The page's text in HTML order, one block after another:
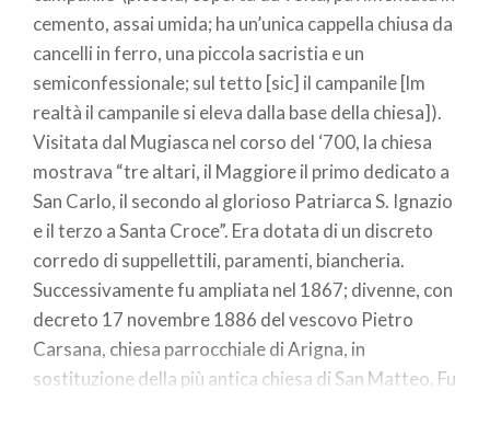
cemento, assai umida; ha un’unica cappella chiusa da
cancelli in ferro, una piccola sacristia e un
semiconfessionale; sul tetto [sic] il campanile [lm
realtà il campanile si eleva dalla base della chiesa]).
Visitata dal Mugiasca nel corso del ‘700, la chiesa
mostrava “tre altari, il Maggiore il primo dedicato a
San Carlo, il secondo al glorioso Patriarca S. Ignazio
e il terzo a Santa Croce”. Era dotata di un discreto
corredo di suppellettili, paramenti, biancheria.
Successivamente fu ampliata nel 1867; divenne, con
decreto 17 novembre 1886 del vescovo Pietro
Carsana, chiesa parrocchiale di Arigna, in
sostituzione della più antica chiesa di San Matteo. Fu